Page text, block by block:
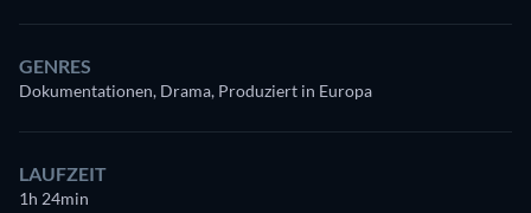
GENRES
Dokumentationen, Drama, Produziert in Europa
LAUFZEIT
1h 24min